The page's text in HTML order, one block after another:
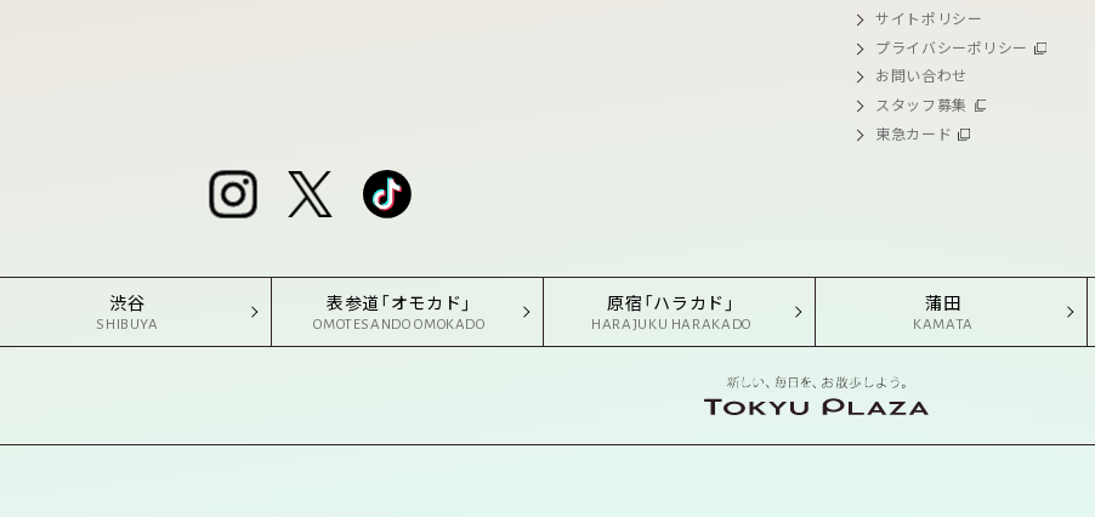
サイトポリシー
プライバシーポリシー
お問い合わせ
スタッフ募集
東急カード
渋谷
SHIBUYA
表参道「オモカド」
OMOTESANDO OMOKADO
原宿「ハラカド」
HARAJUKU HARAKADO
蒲田
KAMATA